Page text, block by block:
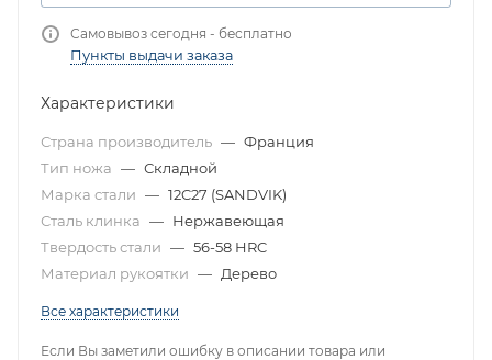
Самовывоз сегодня - бесплатно
Пункты выдачи заказа
Характеристики
Страна производитель — Франция
Тип ножа — Складной
Марка стали — 12C27 (SANDVIK)
Сталь клинка — Нержавеющая
Твердость стали — 56-58 HRC
Материал рукоятки — Дерево
Все характеристики
Если Вы заметили ошибку в описании товара или